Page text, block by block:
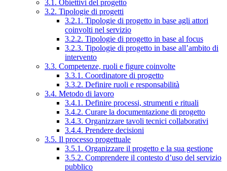
3.1. Obiettivi del progetto
3.2. Tipologie di progetti
3.2.1. Tipologie di progetto in base agli attori
coinvolti nel servizio
3.2.2. Tipologie di progetto in base al focus
3.2.3. Tipologie di progetto in base all’ambito di
intervento
3.3. Competenze, ruoli e figure coinvolte
3.3.1. Coordinatore di progetto
3.3.2. Definire ruoli e responsabilità
3.4. Metodo di lavoro
3.4.1. Definire processi, strumenti e rituali
3.4.2. Curare la documentazione di progetto
3.4.3. Organizzare tavoli tecnici collaborativi
3.4.4. Prendere decisioni
3.5. Il processo progettuale
3.5.1. Organizzare il progetto e la sua gestione
3.5.2. Comprendere il contesto d’uso del servizio
pubblico